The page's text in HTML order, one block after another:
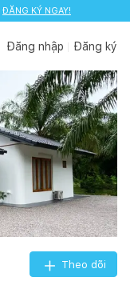
ĐĂNG KÝ NGAY!
Đăng nhập Đăng ký
Theo dõi